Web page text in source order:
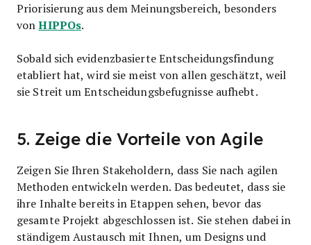
Priorisierung aus dem Meinungsbereich, besonders
vonHIPPOs.
Sobald sich evidenzbasierte Entscheidungsfindung
etabliert hat, wird sie meist von allen geschätzt, weil
sie Streit um Entscheidungsbefugnisse aufhebt.
5. Zeige die Vorteile von Agile
Zeigen Sie Ihren Stakeholdern, dass Sie nach agilen
Methoden entwickeln werden. Das bedeutet, dass sie
ihre Inhalte bereits in Etappen sehen, bevor das
gesamte Projekt abgeschlossen ist. Sie stehen dabei in
ständigem Austausch mit Ihnen, um Designs und